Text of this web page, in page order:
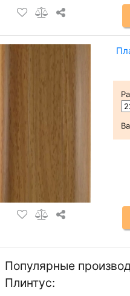
Популярные
Плинтус: